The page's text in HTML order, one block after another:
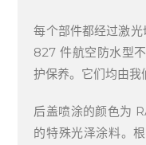
每个部件都经过激光
827 件航空防水型
护保养。它们均由我
后盖喷涂的颜色为
的特殊光泽涂料。